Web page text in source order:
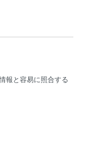
報と容易に照合する